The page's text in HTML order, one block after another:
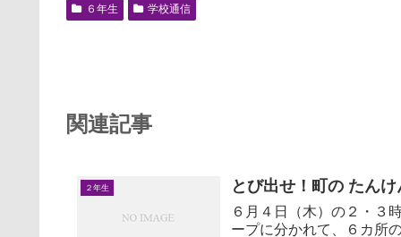
６年生 学校通信
関連記事
２年生 とび出せ！町の たん
６月４日（木）の２・３
ープに分かれて、６カ所